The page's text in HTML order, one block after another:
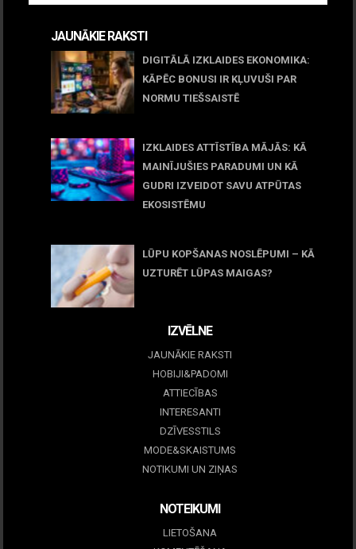
JAUNĀKIE RAKSTI
DIGITĀLĀ IZKLAIDES EKONOMIKA:
KĀPĒC BONUSI IR KĻUVUŠI PAR
NORMU TIEŠSAISTĒ
IZKLAIDES ATTĪSTĪBA MĀJĀS: KĀ
MAINĪJUŠIES PARADUMI UN KĀ
GUDRI IZVEIDOT SAVU ATPŪTAS
EKOSISTĒMU
LŪPU KOPŠANAS NOSLĒPUMI – KĀ
UZTURĒT LŪPAS MAIGAS?
IZVĒLNE
JAUNĀKIE RAKSTI
HOBIJI&PADOMI
ATTIECĪBAS
INTERESANTI
DZĪVESSTILS
MODE&SKAISTUMS
NOTIKUMI UN ZIŅAS
NOTEIKUMI
LIETOŠANA